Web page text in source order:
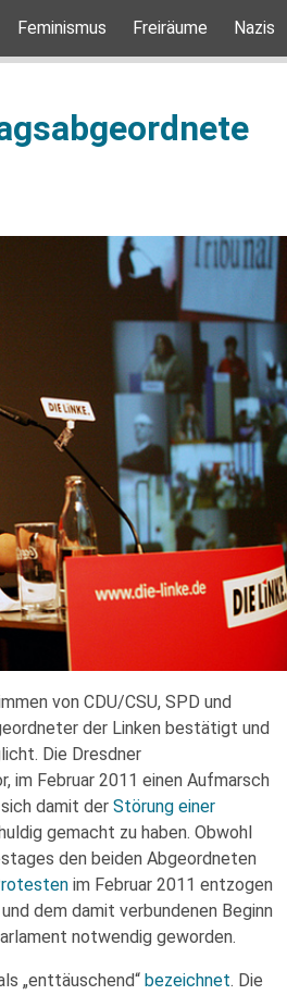
Feminismus Freiräume Nazis
von CDU/CSU, SPD und
der Linken bestätigt und
Die Dresdner
im Februar 2011 einen Aufmarsch
damit der Störung einer
gemacht zu haben. Obwohl
den beiden Abgeordneten
im Februar 2011 entzogen
dem damit verbundenen Beginn
notwendig geworden.
„enttäuschend“ bezeichnet. Die